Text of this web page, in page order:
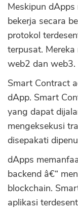
Meskipun dApps
bekerja secara
protokol
terpusat.
web2 dan web3.
Smart Contract
dApp. Smart
yang dapat
mengeksekusi
disepakati
dApps
backend â€“
blockchain.
aplikasi